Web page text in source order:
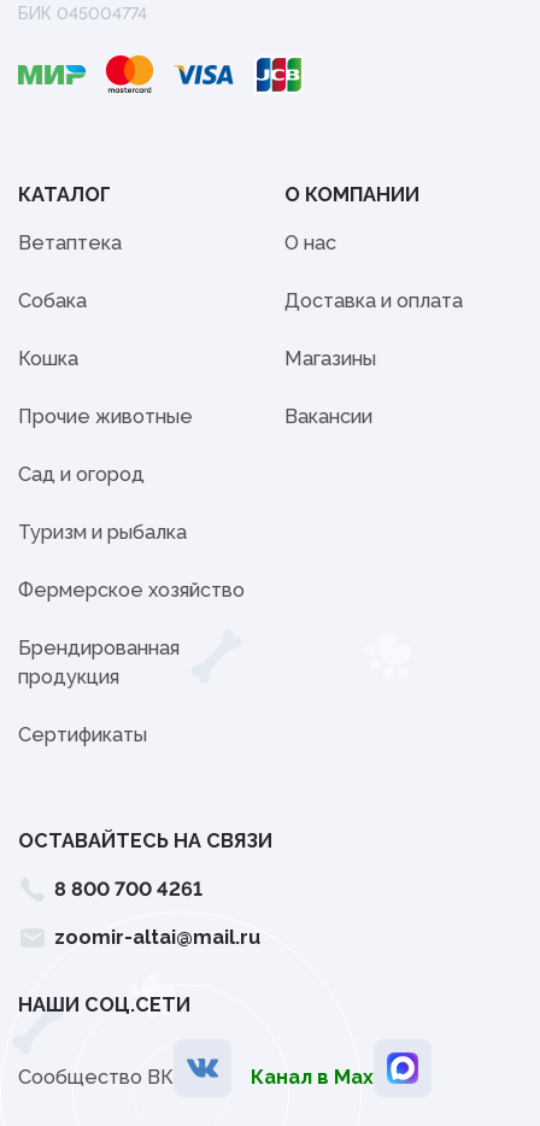
БИК 045004774
КАТАЛОГ
Ветаптека
Собака
Кошка
Прочие животные
Сад и огород
Туризм и рыбалка
Фермерское хозяйство
Брендированная
продукция
Сертификаты
О КОМПАНИИ
О нас
Доставка и оплата
Магазины
Вакансии
ОСТАВАЙТЕСЬ НА СВЯЗИ
8 800 700 4261
zoomir-altai@mail.ru
НАШИ СОЦ.СЕТИ
Сообщество ВК Канал в Мах